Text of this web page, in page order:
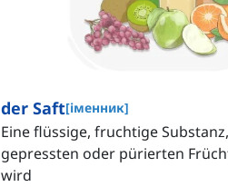
der Saft[іменник]
Eine flüssige, fruchtige
gepressten oder pürierten
wird